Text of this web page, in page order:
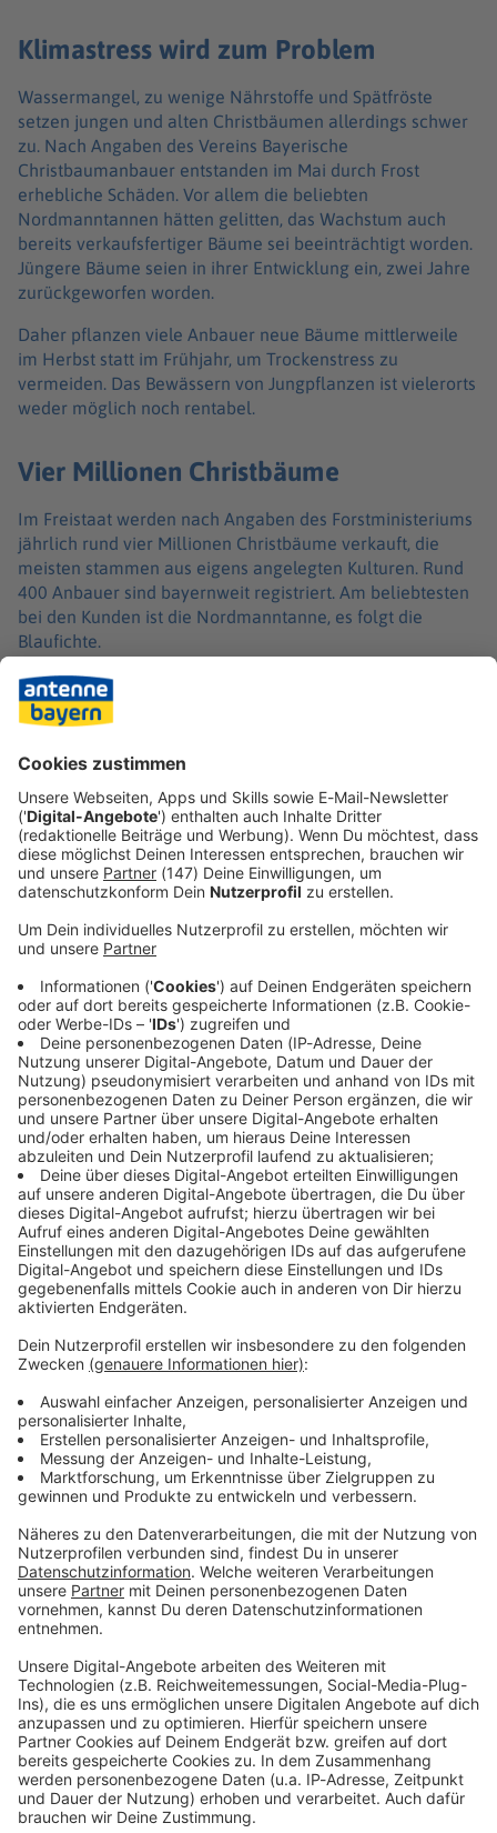
Klimastress wird zum Problem
Wassermangel, zu wenige Nährstoffe und Spätfröste
setzen jungen und alten Christbäumen allerdings schwer
zu. Nach Angaben des Vereins Bayerische
Christbaumanbauer entstanden im Mai durch Frost
erhebliche Schäden. Vor allem die beliebten
Nordmanntannen hätten gelitten, das Wachstum auch
bereits verkaufsfertiger Bäume sei beeinträchtigt worden.
Jüngere Bäume seien in ihrer Entwicklung ein, zwei Jahre
zurückgeworfen worden.
Daher pflanzen viele Anbauer neue Bäume mittlerweile
im Herbst statt im Frühjahr, um Trockenstress zu
vermeiden. Das Bewässern von Jungpflanzen ist vielerorts
weder möglich noch rentabel.
Vier Millionen Christbäume
Im Freistaat werden nach Angaben des Forstministeriums
jährlich rund vier Millionen Christbäume verkauft, die
meisten stammen aus eigens angelegten Kulturen. Rund
400 Anbauer sind bayernweit registriert. Am beliebtesten
bei den Kunden ist die Nordmanntanne, es folgt die
Blaufichte.
Deutschlandweit stammen die meisten Christbäume aus
inländischem Anbau. Laut Statistischem Bundesamt
wurden 2024 bundesweit 1,8 Millionen Bäume importiert,
also deutlich weniger als allein in Bayern verkauft
Immer auf dem Laufenden
bleiben!
Verpass' nichts mehr - mit unserem kostenlosen
ANTENNE BAYERN Newsletter. Ob Nachrichten,
Lifestyle oder unsere neuesten Aktionen - wir
informieren dich.
Zum Newsletter anmelden
Du möchtest uns etwas sagen?
Studio Hotline
Kontaktformular
Sprachnachricht